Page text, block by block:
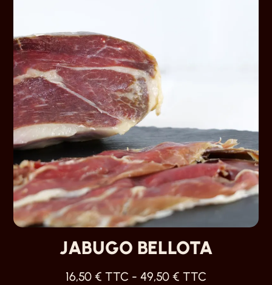
JABUGO BELLOTA
16,50 € TTC - 49,50 € TTC